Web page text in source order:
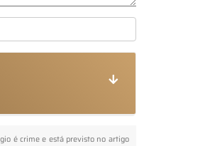
é crime e está previsto no artigo